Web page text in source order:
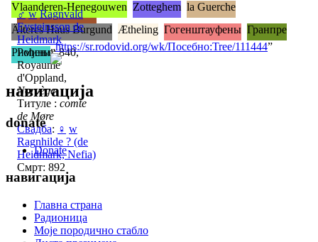
♂ w Ragnvald
Eysteinsson de
Heidmark
Рођење: 840,
Royaume
d'Oppland,
Norvège
Титуле : comte
de Møre
Свадба: ♀ w
Ragnhilde ? (de
Heidmark, Nefia)
Смрт: 892
Vlaanderen-Henegouwen Zotteghem la Guerche
Älteres Haus Burgund Ætheling Гогенштауфены Гранпре
Римини„https://sr.rodovid.org/wk/Посебно:Tree/111444”
навигација
donate
Donate
навигација
Главна страна
Радионица
Моје породично стабло